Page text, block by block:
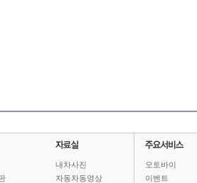
내차사진
자동차동영상
오토바이
이벤트